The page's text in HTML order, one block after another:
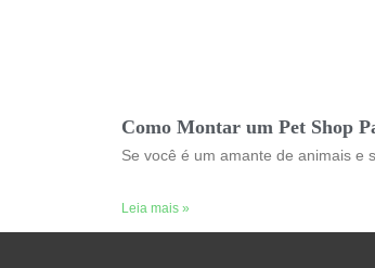
Como Montar um Pet Shop
Se você é um amante de animais
Leia mais »